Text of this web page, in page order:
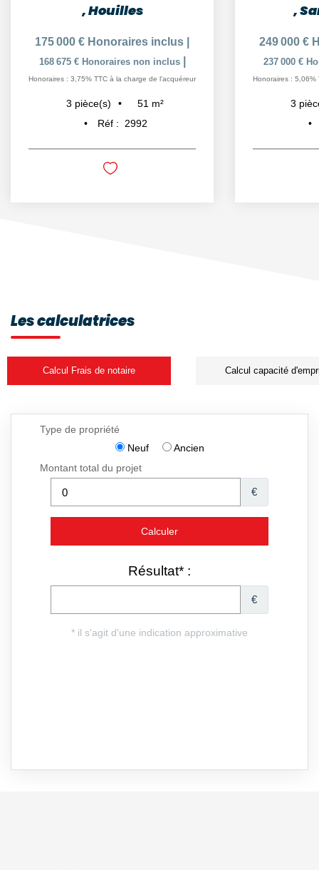
,Houilles
175 000 € Honoraires inclus
168 675 € Honoraires non inclus
Honoraires : 3,75% TTC à la charge de l'acquéreur
3 pièce(s) 51 m²
Réf :
2992
,
249 000 €
237 000 €
Honoraires : 5,06%
3
Les calculatrices
Calcul Frais de notaire Calcul capacité